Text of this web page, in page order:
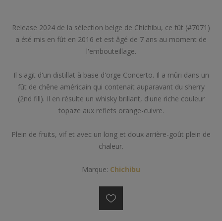
Release 2024 de la sélection belge de Chichibu, ce fût (#7071)
a été mis en fût en 2016 et est âgé de 7 ans au moment de
l'embouteillage.
Il s'agit d'un distillat à base d'orge Concerto. Il a mûri dans un
fût de chêne américain qui contenait auparavant du sherry
(2nd fill). Il en résulte un whisky brillant, d'une riche couleur
topaze aux reflets orange-cuivre.
Plein de fruits, vif et avec un long et doux arrière-goût plein de
chaleur.
Marque: Chichibu